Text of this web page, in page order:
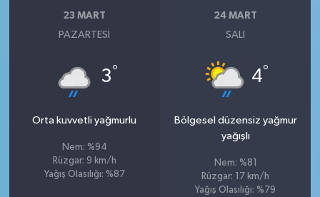
23 MART
PAZARTESI
3°
Orta kuvvetli yağmurlu
Nem: %94
Rüzgar: 9 km/h
Yağış Olasılığı: %87
24 MART
SALI
4°
Bölgesel düzensiz yağmur
yağışlı
Nem: %81
Rüzgar: 17 km/h
Yağış Olasılığı: %79